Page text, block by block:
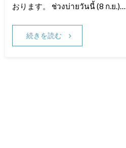
おります。 ช่วงบ่ายวันนี้ (8 ก.ย.)…
続きを読む